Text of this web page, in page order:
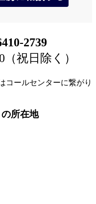
2739
祝日除く）
コールセンターに繋がり
の所在地